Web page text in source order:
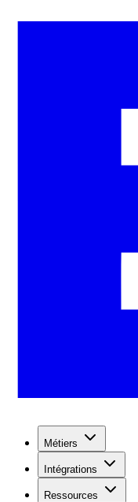
Métiers
Intégrations
Ressources